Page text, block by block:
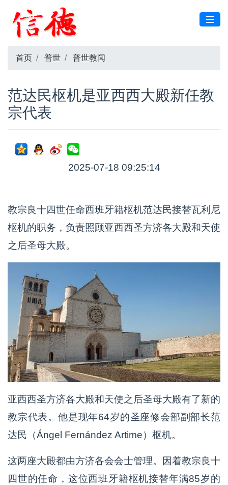
首页 普世 普世教闻
范达民枢机是亚西西大殿新任教
宗代表
2025-07-18 09:25:14
教宗良十四世任命西班牙籍枢机范达民接替瓦利尼
枢机的职务，负责照顾亚西西圣方济各大殿和天使
之后圣母大殿。
亚西西圣方济各大殿和天使之后圣母大殿有了新的
教宗代表。他是现年64岁的圣座修会部副部长范
达民（Ángel Fernández Artime）枢机。
这两座大殿都由方济各会会士管理。因着教宗良十
四世的任命，这位西班牙籍枢机接替年满85岁的